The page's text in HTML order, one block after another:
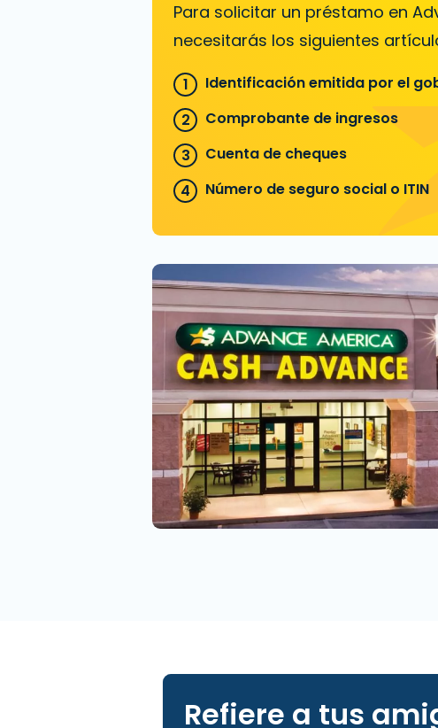
Para solicitar un préstamo en
necesitarás los siguientes
Identificación emitida por el
Comprobante de ingresos
Cuenta de cheques
Número de seguro social o ITIN
Refiere a tus